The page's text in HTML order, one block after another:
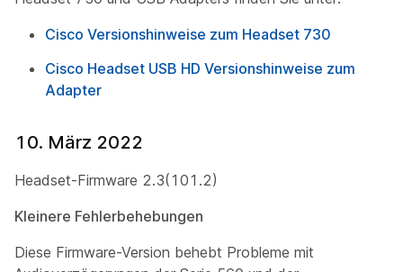
Cisco Versionshinweise zum Headset 730
Cisco Headset USB HD Versionshinweise zum
Adapter
10. März 2022
Headset-Firmware 2.3(101.2)
Kleinere Fehlerbehebungen
Diese Firmware-Version behebt Probleme mit